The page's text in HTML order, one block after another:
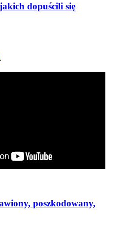
dopuścili się
poszkodowany,